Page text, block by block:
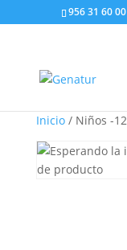
956 31 60
Inicio/ Niños -